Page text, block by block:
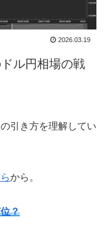
2026.03.19
ル円相場の戦
引き方を理解してい
から。
？